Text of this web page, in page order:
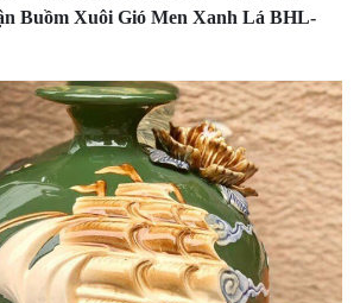
Buồm Xuôi Gió Men Xanh Lá BHL-